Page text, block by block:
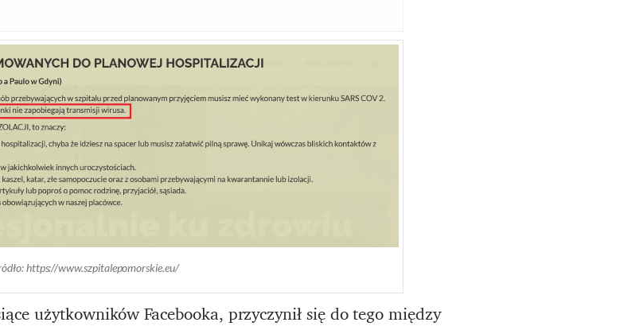
https://www.szpitalepomorskie.eu/
użytkowników Facebooka, przyczynił się do tego między